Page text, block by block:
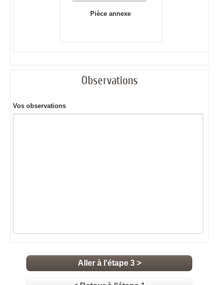
Pièce annexe
Observations
Vos observations
Aller à l'étape 3 >